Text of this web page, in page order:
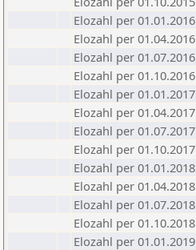
Elozahl per 01.01.2016
Elozahl per 01.04.2016
Elozahl per 01.07.2016
Elozahl per 01.10.2016
Elozahl per 01.01.2017
Elozahl per 01.04.2017
Elozahl per 01.07.2017
Elozahl per 01.10.2017
Elozahl per 01.01.2018
Elozahl per 01.04.2018
Elozahl per 01.07.2018
Elozahl per 01.10.2018
Elozahl per 01.01.2019